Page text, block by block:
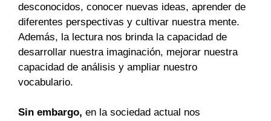
desconocidos, conocer nuevas ideas, aprender de
diferentes perspectivas y cultivar nuestra mente.
Además, la lectura nos brinda la capacidad de
desarrollar nuestra imaginación, mejorar nuestra
capacidad de análisis y ampliar nuestro
vocabulario.
Sin embargo, en la sociedad actual nos